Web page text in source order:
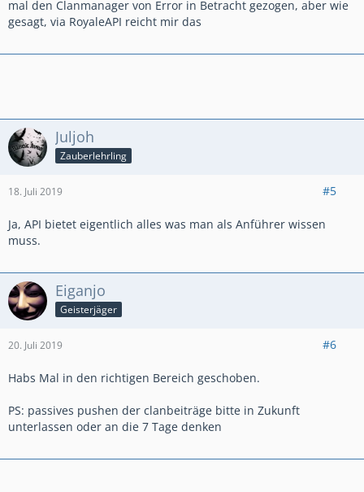
mal den Clanmanager von Error in Betracht gezogen, aber wie
gesagt, via RoyaleAPI reicht mir das
Juljoh
Zauberlehrling
18. Juli 2019 #5
Ja, API bietet eigentlich alles was man als Anführer wissen
muss.
Eiganjo
Geisterjäger
20. Juli 2019 #6
Habs Mal in den richtigen Bereich geschoben.
PS: passives pushen der clanbeiträge bitte in Zukunft
unterlassen oder an die 7 Tage denken